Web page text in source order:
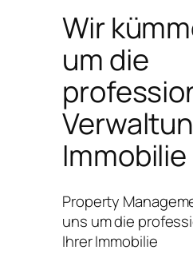
Wir
um die
Immobilie
Property
uns um die
Ihrer Immobilie